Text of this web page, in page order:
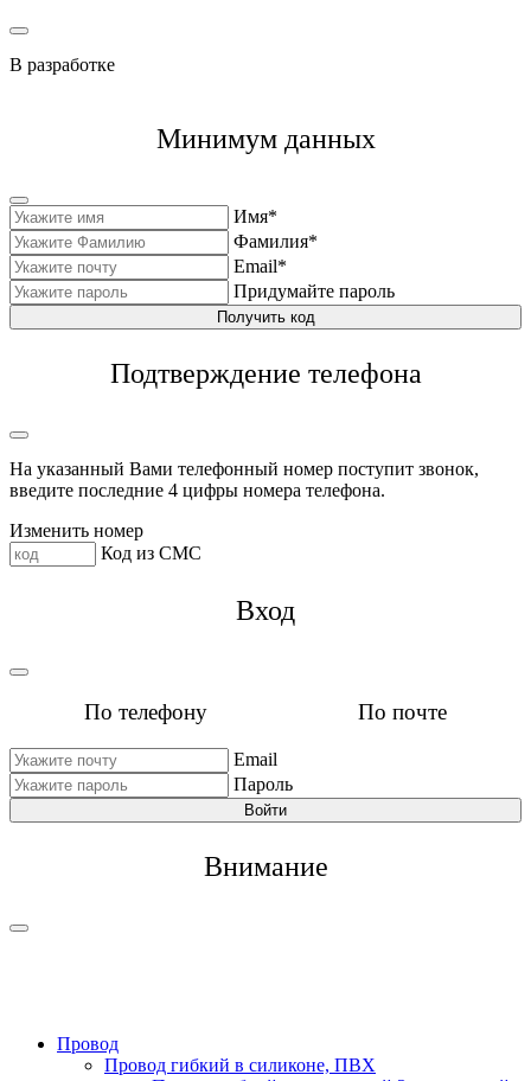
В разработке
Минимум данных
Имя*
Фамилия*
Email*
Придумайте пароль
Получить код
Подтверждение телефона
На указанный Вами телефонный номер поступит звонок,
введите последние 4 цифры номера телефона.
Изменить номер
Код из СМС
Вход
По телефону По почте
Email
Пароль
Войти
Внимание
Провод
Провод гибкий в силиконе, ПВХ